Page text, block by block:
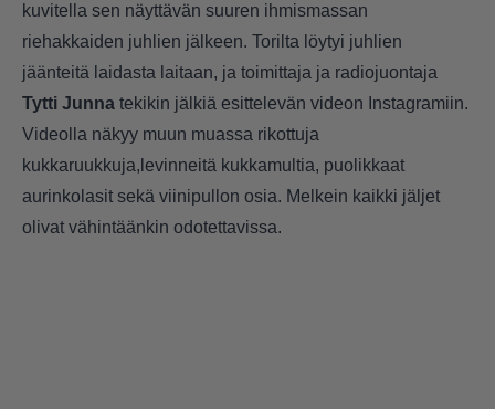
kuvitella sen näyttävän suuren ihmismassan
riehakkaiden juhlien jälkeen. Torilta löytyi juhlien
jäänteitä laidasta laitaan, ja toimittaja ja radiojuontaja
Tytti Junna tekikin jälkiä esittelevän videon Instagramiin.
Videolla näkyy muun muassa rikottuja
kukkaruukkuja,levinneitä kukkamultia, puolikkaat
aurinkolasit sekä viinipullon osia. Melkein kaikki jäljet
olivat vähintäänkin odotettavissa.